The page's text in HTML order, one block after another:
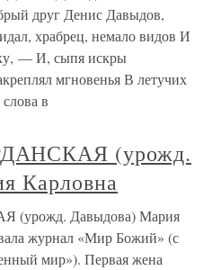
друг Денис Давыдов,
храбрец, немало видов И
— И, сыпя искры
мгновенья В летучих
в
(урожд.
Карловна
Давыдова) Мария
журнал «Мир Божий» (с
мир»). Первая жена